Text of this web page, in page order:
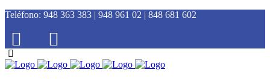
Teléfono: 948 363 383 | 948 961 02 | 848 681 602